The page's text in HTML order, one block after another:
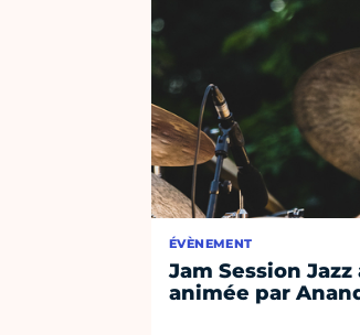
ÉVÈNEMENT
Jam Session Jazz
animée par